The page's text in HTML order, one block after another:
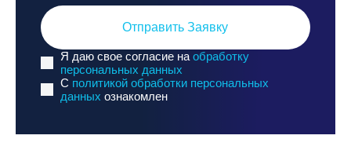
Отправить Заявку
Я даю свое согласие на обработку
персональных данных
C политикой обработки персональных
данных ознакомлен